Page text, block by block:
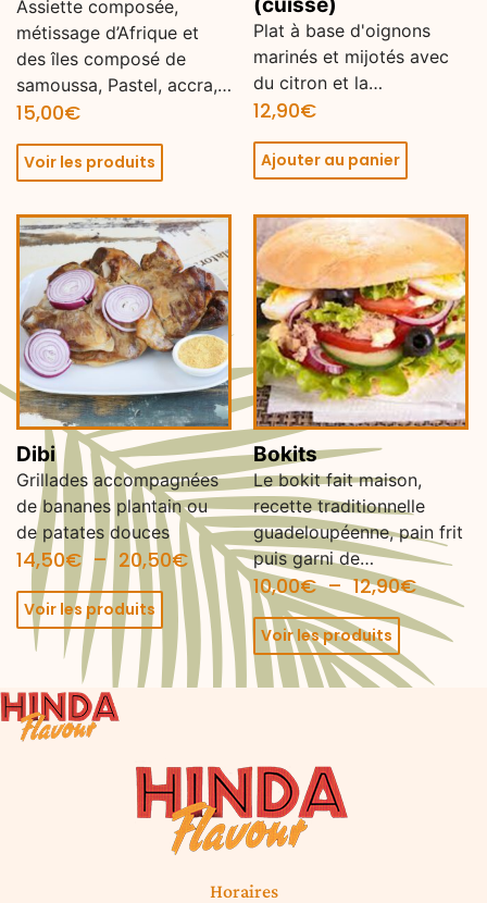
Assiette composée,
métissage d’Afrique et
des îles composé de
samoussa, Pastel, accra,…
15,00€
Voir les produits
Plat à base d'oignons
marinés et mijotés avec
du citron et la…
12,90€
Ajouter au panier
Dibi
Grillades accompagnées
de bananes plantain ou
de patates douces
14,50€ – 20,50€
Voir les produits
Bokits
Le bokit fait maison,
recette traditionnelle
guadeloupéenne, pain frit
puis garni de…
10,00€ – 12,90€
Voir les produits
Horaires